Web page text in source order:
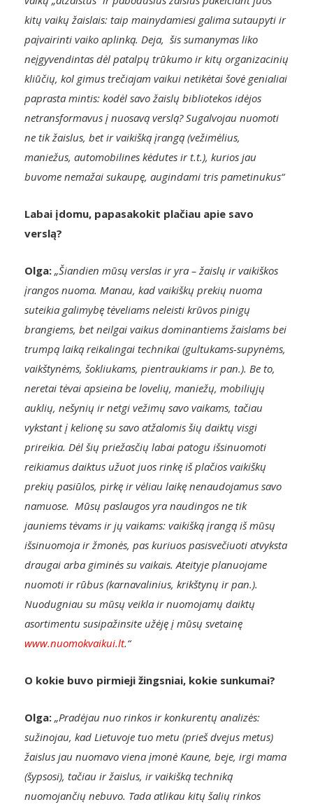
kitų vaikų žaislais: taip mainydamiesi galima sutaupyti ir
paįvairinti vaiko aplinką. Deja, šis sumanymas liko
neįgyvendintas dėl patalpų trūkumo ir kitų organizacinių
kliūčių, kol gimus trečiajam vaikui netikėtai šovė genialiai
paprasta mintis: kodėl savo žaislų bibliotekos idėjos
netransformavus į nuosavą verslą? Sugalvojau nuomoti
ne tik žaislus, bet ir vaikišką įrangą (vežimėlius,
maniežus, automobilines kėdutes ir t.t.), kurios jau
buvome nemažai sukaupę, augindami tris pametinukus“
Labai įdomu, papasakokit plačiau apie savo
verslą?
Olga: „Šiandien mūsų verslas ir yra – žaislų ir vaikiškos
įrangos nuoma. Manau, kad vaikiškų prekių nuoma
suteikia galimybę tėveliams neleisti krūvos pinigų
brangiems, bet neilgai vaikus dominantiems žaislams bei
trumpą laiką reikalingai technikai (gultukams-supynėms,
vaikštynėms, šokliukams, pientraukiams ir pan.). Be to,
neretai tėvai apsieina be lovelių, maniežų, mobiliųjų
auklių, nešynių ir netgi vežimų savo vaikams, tačiau
vykstant į kelionę su savo atžalomis šių daiktų visgi
prireikia. Dėl šių priežasčių labai patogu išsinuomoti
reikiamus daiktus užuot juos rinkę iš plačios vaikiškų
prekių pasiūlos, pirkę ir vėliau laikę nenaudojamus savo
namuose. Mūsų paslaugos yra naudingos ne tik
jauniems tėvams ir jų vaikams: vaikišką įrangą iš mūsų
išsinuomoja ir žmonės, pas kuriuos pasisvečiuoti atvyksta
draugai arba giminės su vaikais. Ateityje planuojame
nuomoti ir rūbus (karnavalinius, krikštynų ir pan.).
Nuodugniau su mūsų veikla ir nuomojamų daiktų
asortimentu susipažinsite užėję į mūsų svetainę
www.nuomokvaikui.lt.“
O kokie buvo pirmieji žingsniai, kokie sunkumai?
Olga: „Pradėjau nuo rinkos ir konkurentų analizės:
sužinojau, kad Lietuvoje tuo metu (prieš dvejus metus)
žaislus jau nuomavo viena įmonė Kaune, beje, irgi mama
(šypsosi), tačiau ir žaislus, ir vaikišką techniką
nuomojančių nebuvo. Tada atlikau kitų šalių rinkos